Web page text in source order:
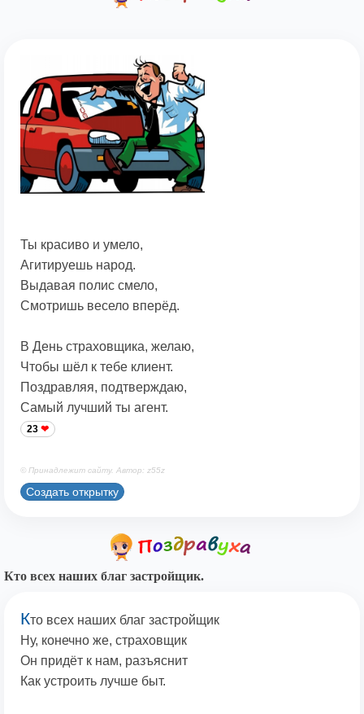
Ты красиво и умело,
Агитируешь народ.
Выдавая полис смело,
Смотришь весело вперёд.
В День страховщика, желаю,
Чтобы шёл к тебе клиент.
Поздравляя, подтверждаю,
Самый лучший ты агент.
23
© Принадлежит сайту. Автор: z55z
Создать открытку
Кто всех наших благ застройщик.
Кто всех наших благ застройщик
Ну, конечно же, страховщик
Он придёт к нам, разъяснит
Как устроить лучше быт.